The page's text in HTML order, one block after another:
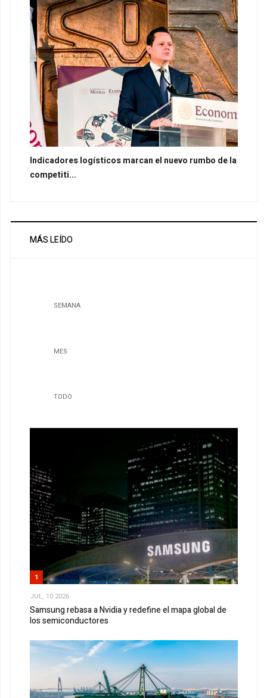
Indicadores logísticos marcan el nuevo rumbo de la
competiti...
MÁS LEÍDO
SEMANA
MES
TODO
1
JUL, 10 2026
Samsung rebasa a Nvidia y redefine el mapa global de
los semiconductores